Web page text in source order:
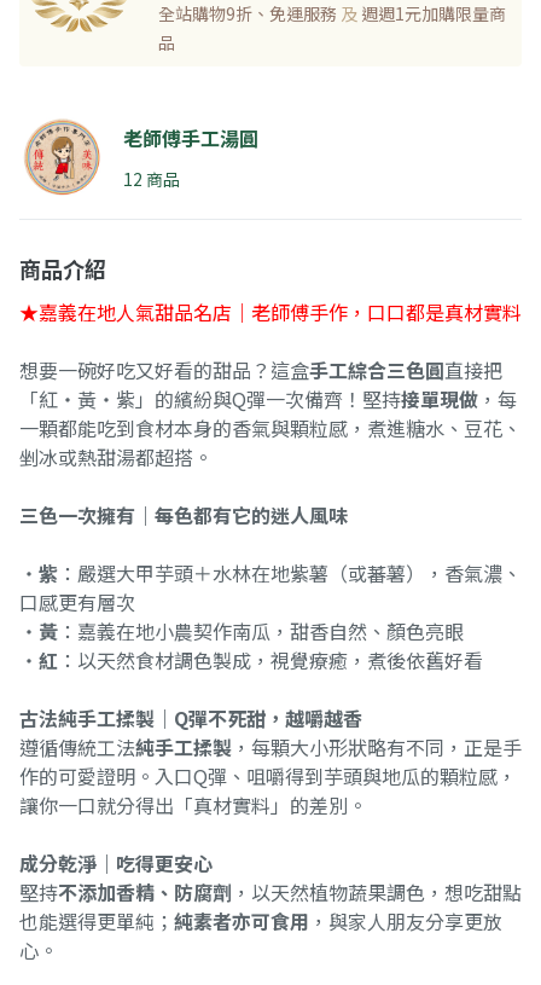
全站購物9折、免運服務 及 週週1元加購限量商
品
老師傅手工湯圓
12 商品
商品介紹
★嘉義在地人氣甜品名店｜老師傅手作，口口都是真材實料
想要一碗好吃又好看的甜品？這盒手工綜合三色圓直接把
「紅・黃・紫」的繽紛與Q彈一次備齊！堅持接單現做 ，每
一顆都能吃到食材本身的香氣與顆粒感，煮進糖水、豆花、
剉冰或熱甜湯都超搭。
三色一次擁有｜每色都有它的迷人風味
・ 紫 ：嚴選大甲芋頭＋水林在地紫薯（或蕃薯），香氣濃、
口感更有層次
・ 黃 ：嘉義在地小農契作南瓜，甜香自然、顏色亮眼
・ 紅 ：以天然食材調色製成，視覺療癒，煮後依舊好看
古法純手工揉製｜Q彈不死甜，越嚼越香
遵循傳統工法純手工揉製 ，每顆大小形狀略有不同，正是手
作的可愛證明。入口Q彈、咀嚼得到芋頭與地瓜的顆粒感，
讓你一口就分得出「真材實料」的差別。
成分乾淨｜吃得更安心
堅持不添加香精、防腐劑 ，以天然植物蔬果調色，想吃甜點
也能選得更單純； 純素者亦可食用 ，與家人朋友分享更放
心。